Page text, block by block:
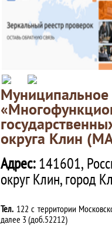
округа Клин
Адрес:141601,
округ Клин, город
Тел. 122 с территории
далее 3 (доб.52212)